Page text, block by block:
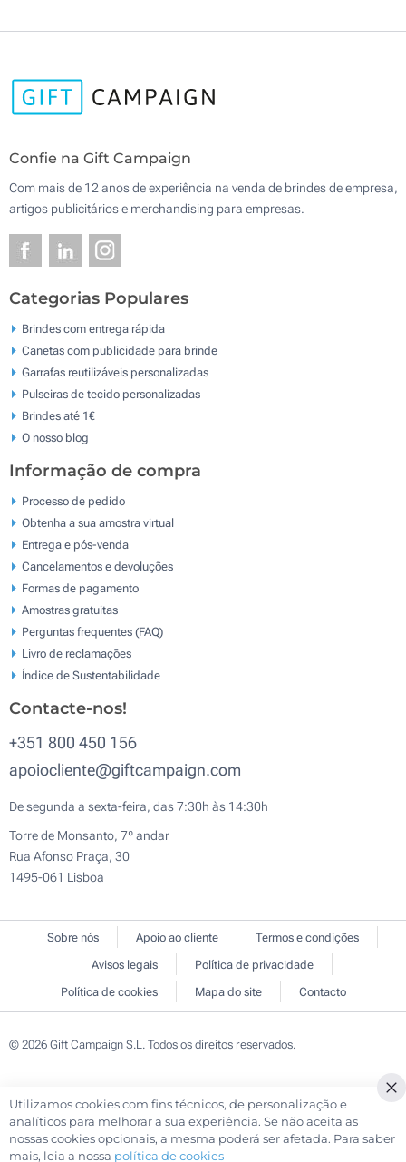
Confie na Gift Campaign
Com mais de 12 anos de experiência na venda de brindes de empresa,
artigos publicitários e merchandising para empresas.
Categorias Populares
Brindes com entrega rápida
Canetas com publicidade para brinde
Garrafas reutilizáveis personalizadas
Pulseiras de tecido personalizadas
Brindes até 1€
O nosso blog
Informação de compra
Processo de pedido
Obtenha a sua amostra virtual
Entrega e pós-venda
Cancelamentos e devoluções
Formas de pagamento
Amostras gratuitas
Perguntas frequentes (FAQ)
Livro de reclamaçōes
Índice de Sustentabilidade
Contacte-nos!
+351 800 450 156
apoiocliente@giftcampaign.com
De segunda a sexta-feira, das 7:30h às 14:30h
Torre de Monsanto, 7º andar
Rua Afonso Praça, 30
1495-061 Lisboa
Sobre nós Apoio ao cliente
Termos e condições
Avisos legais
Política de privacidade
Política de cookies
Mapa do site Contacto
© 2026 Gift Campaign S.L. Todos os direitos reservados.
Utilizamos cookies com fins técnicos, de personalização e
analíticos para melhorar a sua experiência. Se não aceita as
nossas cookies opcionais, a mesma poderá ser afetada. Para saber
mais, leia a nossa política de cookies